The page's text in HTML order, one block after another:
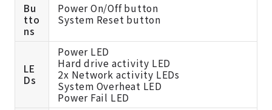
Bu
tto
ns
Power On/Off button
System Reset button
LE
Ds
Power LED
Hard drive activity LED
2x Network activity LEDs
System Overheat LED
Power Fail LED